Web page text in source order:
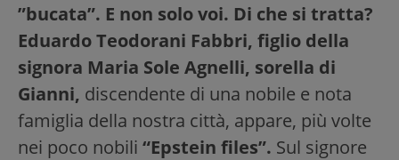
”bucata”. E non solo voi. Di che si tratta?
Eduardo Teodorani Fabbri, figlio della
signora Maria Sole Agnelli, sorella di
Gianni, discendente di una nobile e nota
famiglia della nostra città, appare, più volte
nei poco nobili “Epstein files”. Sul signore